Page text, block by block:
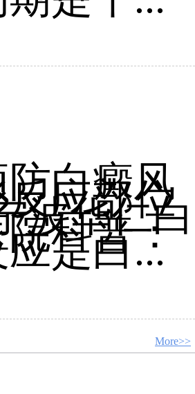
白癜风
应部位
波华仁白
科普：
是白...
More>>